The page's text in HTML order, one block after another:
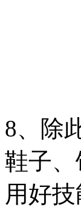
8、除
鞋子
用好